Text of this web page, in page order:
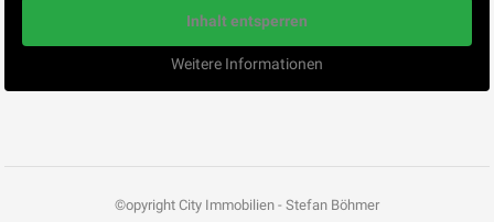
Inhalt entsperren
Weitere Informationen
©opyright City Immobilien - Stefan Böhmer